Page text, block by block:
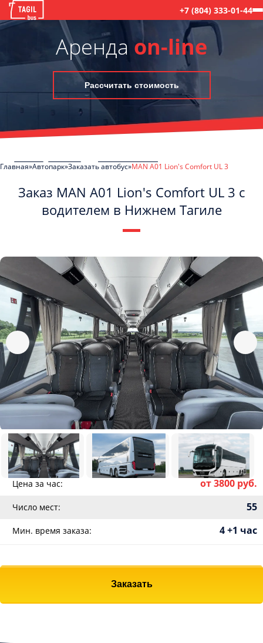
+7 (804) 333-01-44
Аренда on-line
Рассчитать стоимость
Главная Автопарк Заказать автобус MAN A01 Lion's Comfort UL 3
Заказ MAN A01 Lion's Comfort UL 3 с
водителем в Нижнем Тагиле
Цена за час: от 3800 руб.
Число мест: 55
Мин. время заказа: 4 +1 час
Заказать
ознакомлен(а), даю согласие на